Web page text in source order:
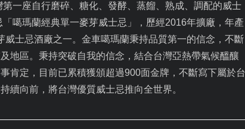
一座自行磨碎、糖化、發酵、蒸餾、熟成、調配的威士
噶瑪蘭經典單一麥芽威士忌」，歷經2016年擴廠，年產
士忌酒廠之一。金車噶瑪蘭秉持品質第一的信念，不斷
地區。秉持突破自我的信念，結合台灣亞熱帶氣候醞釀
肯定，目前已累積獲頒超過900面金牌，不斷寫下屬於台
續向前，將台灣優質威士忌推向全世界。